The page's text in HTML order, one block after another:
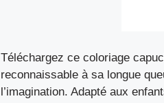
Téléchargez ce coloriage
reconnaissable à sa longue
l’imagination. Adapté aux